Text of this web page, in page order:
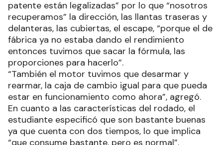
patente están legalizadas” por lo que “nosotros
recuperamos” la dirección, las llantas traseras y
delanteras, las cubiertas, el escape, “porque el de
fábrica ya no estaba dando el rendimiento
entonces tuvimos que sacar la fórmula, las
proporciones para hacerlo”.
“También el motor tuvimos que desarmar y
rearmar, la caja de cambio igual para que pueda
estar en funcionamiento como ahora”, agregó.
En cuanto a las características del rodado, el
estudiante especificó que son bastante buenas
ya que cuenta con dos tiempos, lo que implica